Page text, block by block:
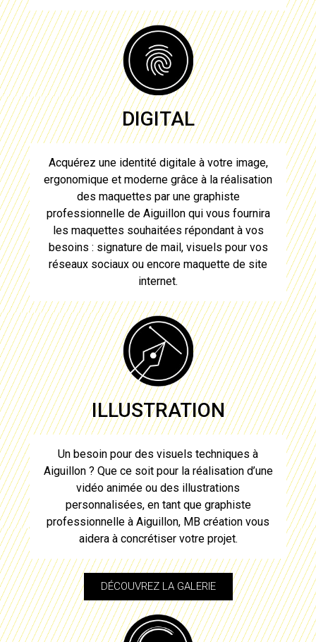
DIGITAL
Acquérez une identité digitale à votre image,
ergonomique et moderne grâce à la réalisation
des maquettes par une graphiste
professionnelle de Aiguillon qui vous fournira
les maquettes souhaitées répondant à vos
besoins : signature de mail, visuels pour vos
réseaux sociaux ou encore maquette de site
internet.
ILLUSTRATION
Un besoin pour des visuels techniques à
Aiguillon? Que ce soit pour la réalisation d’une
vidéo animée ou des illustrations
personnalisées, en tant que graphiste
professionnelle à Aiguillon, MB création vous
aidera à concrétiser votre projet.
DÉCOUVREZ LA GALERIE